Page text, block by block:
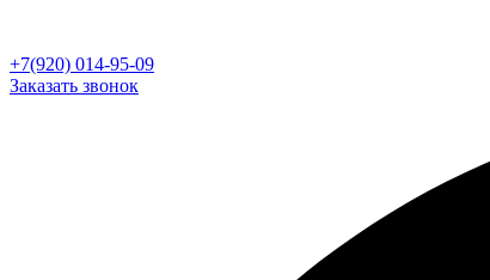
+7(920) 014-95-09
Заказать звонок